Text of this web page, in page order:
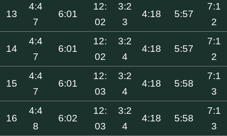
13
4:4
7
6:01
12:
02
3:2
3
4:18 5:57
7:1
2
14
4:4
7
6:01
12:
02
3:2
4
4:18 5:57
7:1
2
15
4:4
7
6:01
12:
03
3:2
4
4:18 5:58
7:1
3
16
4:4
8
6:02
12:
03
3:2
4
4:18 5:58
7:1
3